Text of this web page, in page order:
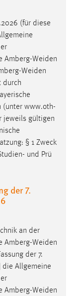
Amberg-Weiden
Weiden
(unter www.oth-
jeweils gültigen
§ 1 Zweck
und Prü
der 7.
an der
der 7.
Allgemeine
Amberg-Weiden
1, Art. 80 Abs. 1
1-3-WK), in
Ostbayerische